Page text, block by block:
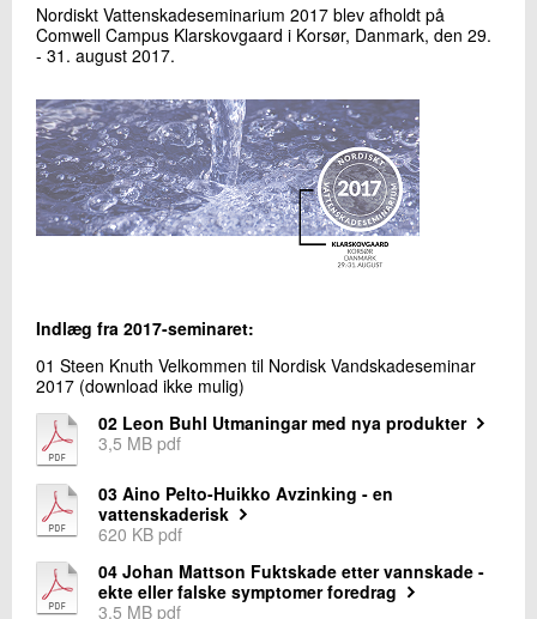
Jeg er din kontaktperson
Seniorspecialist
Installation og Kalibrering
+45 72 20 24 68
Send e-mail
Send
04.Indlæg seminar 2011
05.Indlæg seminar 2009
Indlæg seminar 2007
07.Artikler
08.Kontakt
09.Nyhedsbrev
Nordiskt Vattenskadeseminarium 2017 blev afholdt på
Comwell Campus Klarskovgaard i Korsør, Danmark, den 29.
- 31. august 2017.
Indlæg fra 2017-seminaret:
01 Steen Knuth Velkommen til Nordisk Vandskadeseminar
2017 (download ikke mulig)
02 Leon Buhl Utmaningar med nya produkter
3,5 MB pdf
03 Aino Pelto-Huikko Avzinking - en
vattenskaderisk
620 KB pdf
04 Johan Mattson Fuktskade etter vannskade -
ekte eller falske symptomer foredrag
3,5 MB pdf